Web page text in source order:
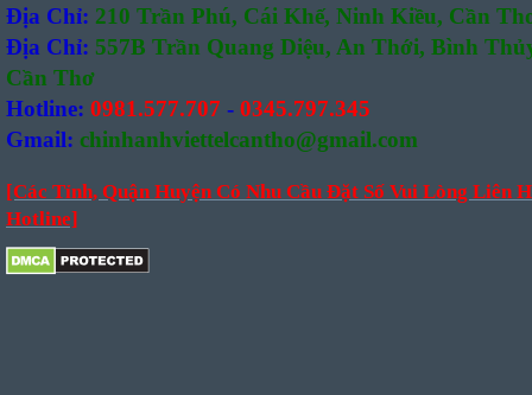
Địa Chỉ: 210 Trần Phú, Cái Khế, Ninh Kiều, Cần
Địa Chỉ: 557B Trần Quang Diệu, An Thới, Bình
Cần Thơ
Hotline: 0981.577.707 - 0345.797.345
Gmail: chinhanhviettelcantho@gmail.com
[Các Tỉnh, Quận Huyện Có Nhu Cầu Đặt Số Vui Lòng Liên
Hotline]